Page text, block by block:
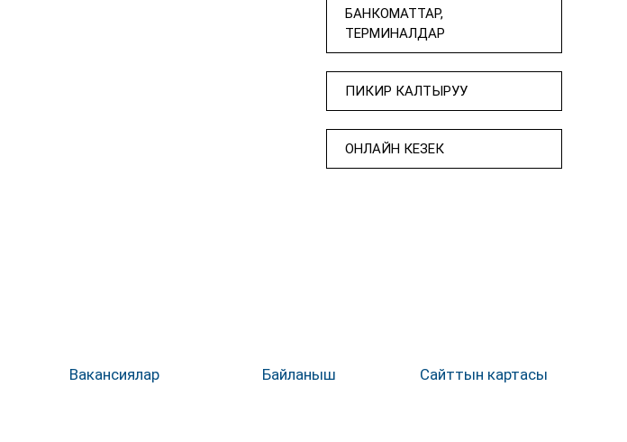
БАНКОМАТТАР,
ТЕРМИНАЛДАР
ПИКИР КАЛТЫРУУ
ОНЛАЙН КЕЗЕК
Вакансиялар Байланыш Сайттын картасы